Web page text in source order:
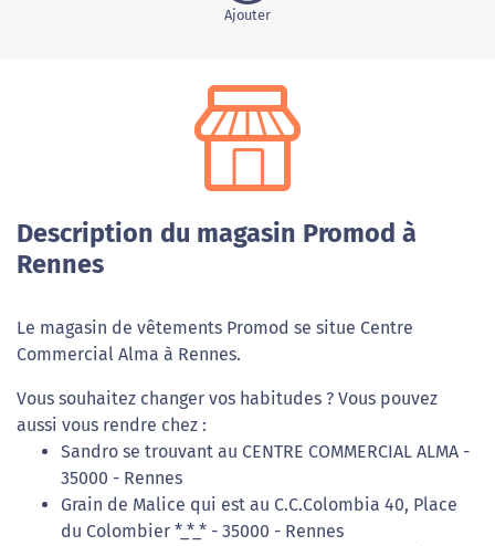
Ajouter
Description du magasin Promod à
Rennes
Le magasin de vêtements Promod se situe Centre
Commercial Alma à Rennes.
Vous souhaitez changer vos habitudes ? Vous pouvez
aussi vous rendre chez :
Sandro se trouvant au CENTRE COMMERCIAL ALMA -
35000 - Rennes
Grain de Malice qui est au C.C.Colombia 40, Place
du Colombier *_*_* - 35000 - Rennes